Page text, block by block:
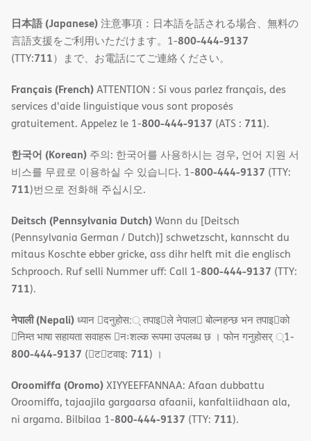
日本語 (Japanese)注意事項：日本語を話される場合、無料の
言語支援をご利用いただけます。1-800-444-9137
(TTY:711）まで、お電話にてご連絡ください。
Français (French)ATTENTION : Si vous parlez français, des
services d'aide linguistique vous sont proposés
gratuitement. Appelez le 1-800-444-9137 (ATS : 711).
한국어 (Korean) 주의: 한국어를 사용하시는 경우, 언어 지원 서
비스를 무료로 이용하실 수 있습니다. 1-800-444-9137 (TTY:
711)번으로 전화해 주십시오.
Deitsch (Pennsylvania Dutch)Wann du [Deitsch
(Pennsylvania German / Dutch)] schwetzscht, kannscht du
mitaus Koschte ebber gricke, ass dihr helft mit die englisch
Schprooch. Ruf selli Nummer uff: Call 1-800-444-9137 (TTY:
711).
नेपाली (Nepali)ध्यान 􀇑दनुहोस:् तपाइ􀉍ले नेपाल􀈣 बोल्नहन्छ भन तपाइ􀉍को
􀇓निम्त भाषा सहायता सवाहरू 􀇓नःशल्क रूपमा उपलब्ध छ । फोन गनुहोसर् ्1-
800-444-9137 (􀇑ट􀇑टवाइ: 711) ।
Oroomiffa (Oromo)XIYYEEFFANNAA: Afaan dubbattu
Oroomiffa, tajaajila gargaarsa afaanii, kanfaltiidhaan ala,
ni argama. Bilbilaa 1-800-444-9137 (TTY: 711).